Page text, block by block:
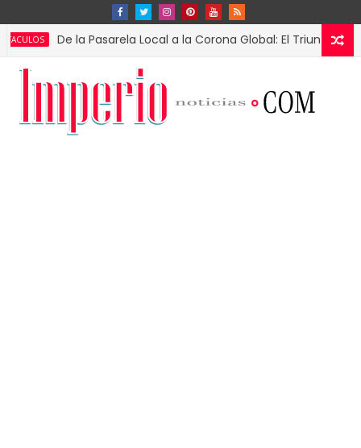
De la Pasarela Local a la Corona Global: El Triunfo de Fátima